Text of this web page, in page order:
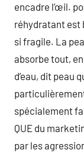
encadre l’œil.
réhydratant est
si fragile. La
absorbe tout,
d’eau, dit peau
spécialement
QUE du
par les